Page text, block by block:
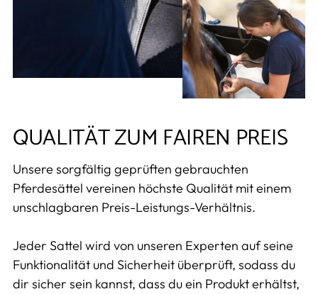
QUALITÄT ZUM FAIREN PREIS
Unsere sorgfältig geprüften gebrauchten
Pferdesättel vereinen höchste Qualität mit einem
unschlagbaren Preis-Leistungs-Verhältnis.
Jeder Sattel wird von unseren Experten auf seine
Funktionalität und Sicherheit überprüft, sodass du
dir sicher sein kannst, dass du ein Produkt erhältst,